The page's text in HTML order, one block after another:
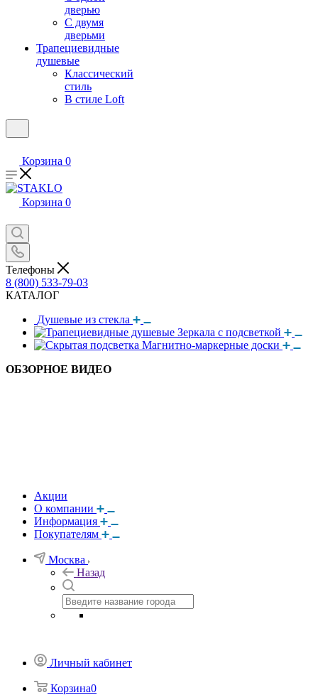
дверью
С двумя
дверьми
Трапециевидные
душевые
Классический
стиль
В стиле Loft
Корзина 0
Корзина 0
Телефоны
8 (800) 533-79-03
КАТАЛОГ
Душевые из стекла
Зеркала с подсветкой
Магнитно-маркерные доски
ОБЗОРНОЕ ВИДЕО
Акции
О компании
Информация
Покупателям
Москва
Назад
Личный кабинет
Корзина0